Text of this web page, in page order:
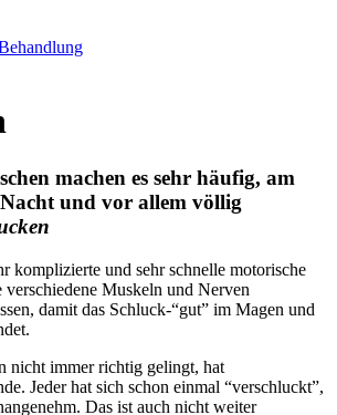
machen es sehr häufig, am
und vor allem völlig
komplizierte und sehr schnelle motorische
Muskeln und Nerven
damit das Schluck-“gut” im Magen und
nicht immer richtig gelingt, hat
Jeder hat sich schon einmal “verschluckt”,
Das ist auch nicht weiter